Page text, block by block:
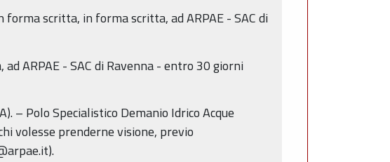
scritta, in forma scritta, ad ARPAE - SAC di
ARPAE - SAC di Ravenna - entro 30 giorni
– Polo Specialistico Demanio Idrico Acque
volesse prenderne visione, previo